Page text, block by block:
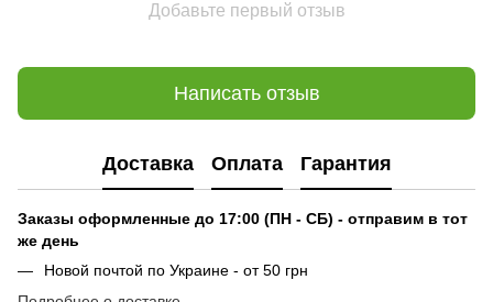
Добавьте первый отзыв
Написать отзыв
Доставка Оплата Гарантия
Заказы оформленные до 17:00 (ПН - СБ) - отправим в тот
же день
Новой почтой по Украине - от 50 грн